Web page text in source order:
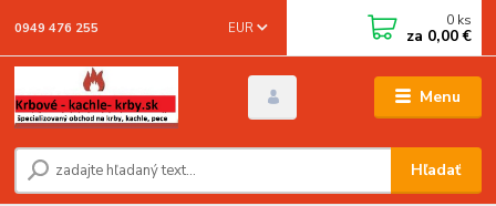
Menu
EUR
Hľadať
0949 476 255 0 ks
za 0,00 €